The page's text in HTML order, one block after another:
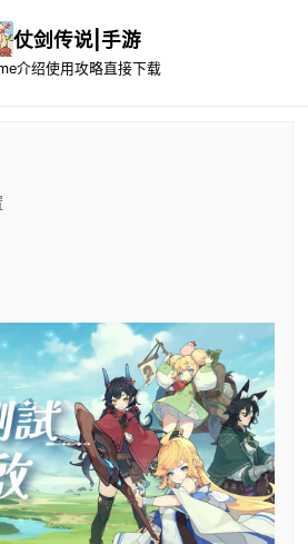
仗剑传说|手游
介绍使用攻略直接下载